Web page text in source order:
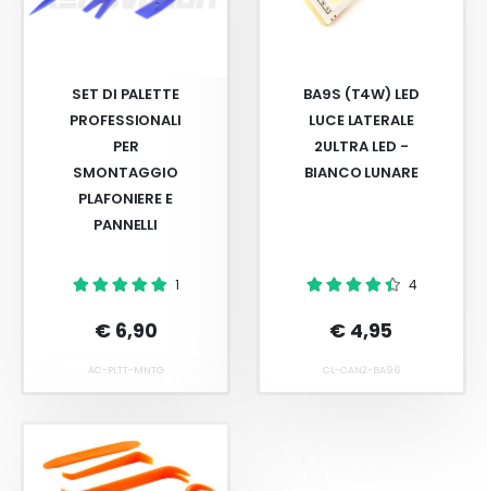
SET DI PALETTE
PROFESSIONALI
PER
SMONTAGGIO
PLAFONIERE E
PANNELLI
1
€ 6,90
AC-PLTT-MNTG
BA9S (T4W) LED
LUCE LATERALE
2ULTRA LED -
BIANCO LUNARE
4
€ 4,95
CL-CAN2-BA96